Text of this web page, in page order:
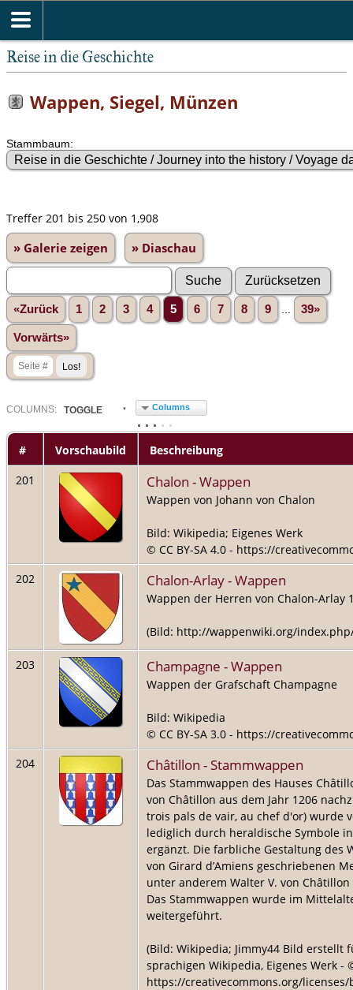
Reise in die Geschichte
Wappen, Siegel, Münzen
Stammbaum:
Treffer 201 bis 250 von 1,908
» Galerie zeigen » Diaschau
«Zurück 1 2 3 4 5 6 7 8 9 39»
Vorwärts»
COLUMN S: TOGGLE Columns
# Vorschaubild
Beschreibung
201
Chalon - Wappen
Wappen von Johann von Chalon
Bild: Wikipedia; Eigenes Werk
© CC BY-SA 4.0 - https://
202
Chalon-Arlay - Wappen
Wappen der Herren von Chalon-Arlay
(Bild: http://wappenwiki.org/
203 Champagne - Wappen
Wappen der Grafschaft Champagne
Bild: Wikipedia
© CC BY-SA 3.0 - https://
204
Châtillon - Stammwappen
Das Stammwappen des Hauses
von Châtillon aus dem Jahr 1206
trois pals de vair, au chef d'or) wurde
lediglich durch heraldische Symbole
ergänzt. Die farbliche Gestaltung des
von Girard d’Amiens geschriebenen
unter anderem Walter V. von
Das Stammwappen wurde im
weitergeführt.
(Bild: Wikipedia; Jimmy44 Bild erstellt
sprachigen Wikipedia, Eigenes Werk -
https://creativecommons.org/licenses/